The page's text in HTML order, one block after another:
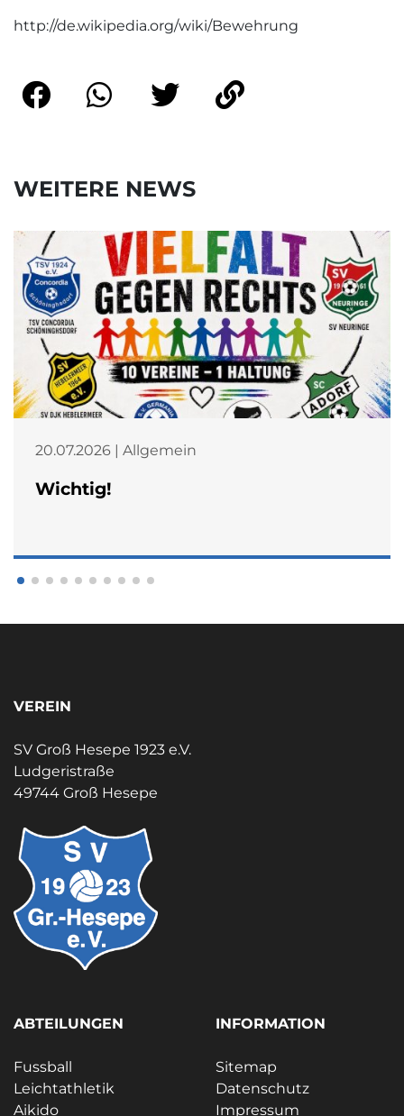
http://de.wikipedia.org/wiki/Bewehrung
WEITERE NEWS
20.07.2026 | Allgemein
Wichtig!
VEREIN
SV Groß Hesepe 1923 e.V.
Ludgeristraße
49744 Groß Hesepe
ABTEILUNGEN
Fussball
Leichtathletik
Aikido
INFORMATION
Sitemap
Datenschutz
Impressum